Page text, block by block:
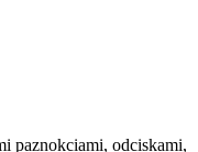
paznokciami, odciskami,